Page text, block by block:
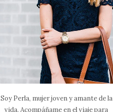
Soy Perla, mujer joven y amante de la
vida. Acompáñame en el viaje para